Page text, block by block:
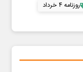
روزنامه ۴ خرداد